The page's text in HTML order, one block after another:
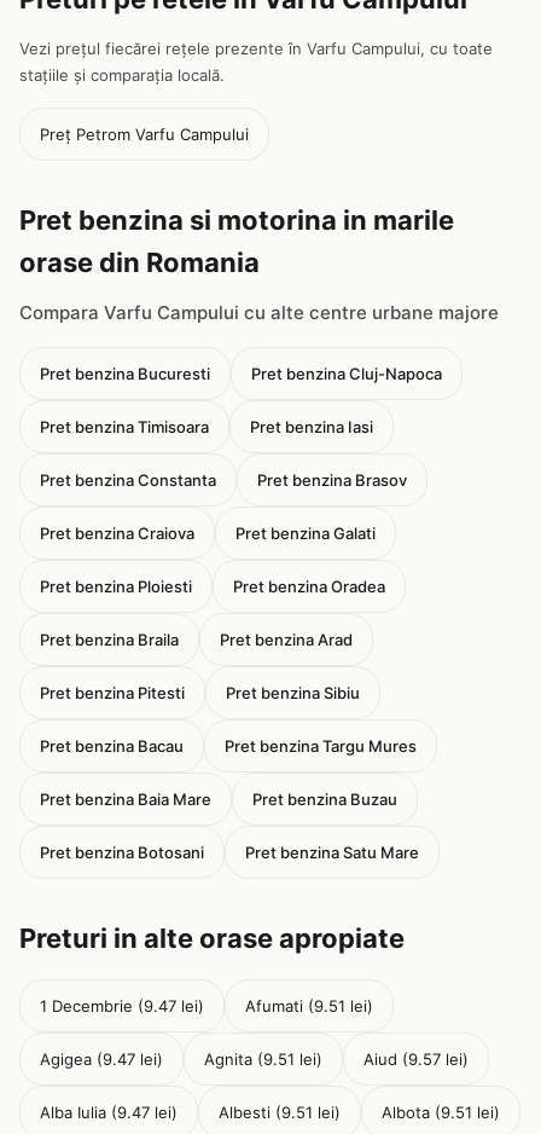
Vezi prețul fiecărei rețele prezente în Varfu Campului, cu toate
stațiile și comparația locală.
Preț Petrom Varfu Campului
Pret benzina si motorina in marile
orase din Romania
Compara Varfu Campului cu alte centre urbane majore
Pret benzina Bucuresti Pret benzina Cluj-Napoca
Pret benzina Timisoara Pret benzina Iasi
Pret benzina Constanta Pret benzina Brasov
Pret benzina Craiova Pret benzina Galati
Pret benzina Ploiesti Pret benzina Oradea
Pret benzina Braila Pret benzina Arad
Pret benzina Pitesti Pret benzina Sibiu
Pret benzina Bacau Pret benzina Targu Mures
Pret benzina Baia Mare Pret benzina Buzau
Pret benzina Botosani Pret benzina Satu Mare
Preturi in alte orase apropiate
1 Decembrie (9.47 lei) Afumati (9.51 lei)
Agigea (9.47 lei) Agnita (9.51 lei) Aiud (9.57 lei)
Alba Iulia (9.47 lei) Albesti (9.51 lei) Albota (9.51 lei)